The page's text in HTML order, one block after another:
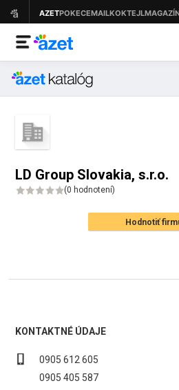
LD Group Slovakia, s.r.o.
(0 hodnotení)
Hodnotiť
KONTAKTNÉ ÚDAJE
0905 612 605
0905 405 587